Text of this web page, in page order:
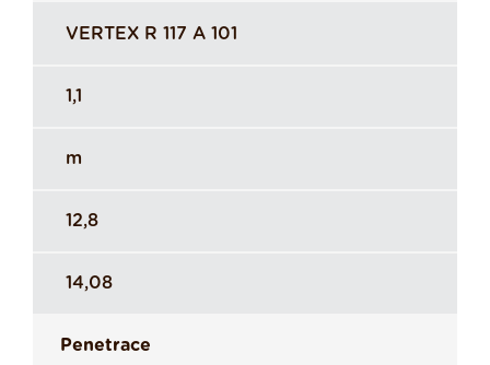
VERTEX R 117 A 101
1,1
m
12,8
14,08
Penetrace